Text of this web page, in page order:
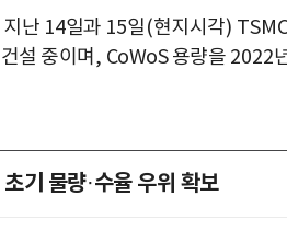
난 14일과 15일(현지시각)
설 중이며 , CoWoS 용량을 2022
기 물량·수율 우위 확보